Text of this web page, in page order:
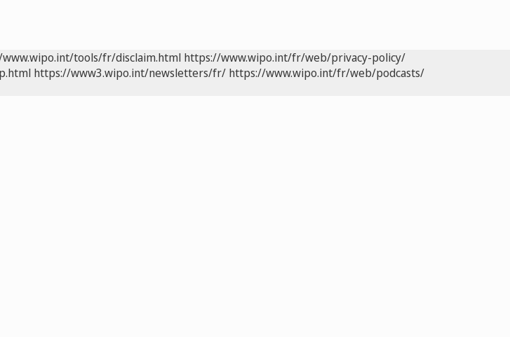
tools/fr/disclaim.html https://www.wipo.int/fr/web/privacy-policy/
https://www3.wipo.int/newsletters/fr/ https://www.wipo.int/fr/web/podcasts/